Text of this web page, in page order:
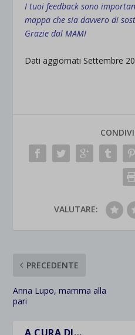
I tuoi feedback sono
mappa che sia davvero di
Grazie dal MAMI
Dati aggiornati Settembre
VALUTARE:
PRECEDENTE
Anna Lupo, mamma alla
pari
A CURA DI…